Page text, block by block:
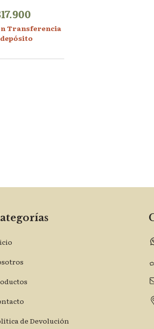
Transferencia
de Devolución